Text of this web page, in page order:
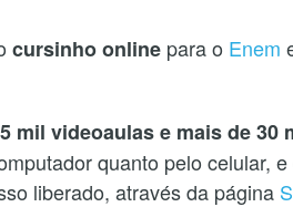
cursinho online para o Enem
5 mil videoaulas e mais de 30
quanto pelo celular,
liberado, através da página